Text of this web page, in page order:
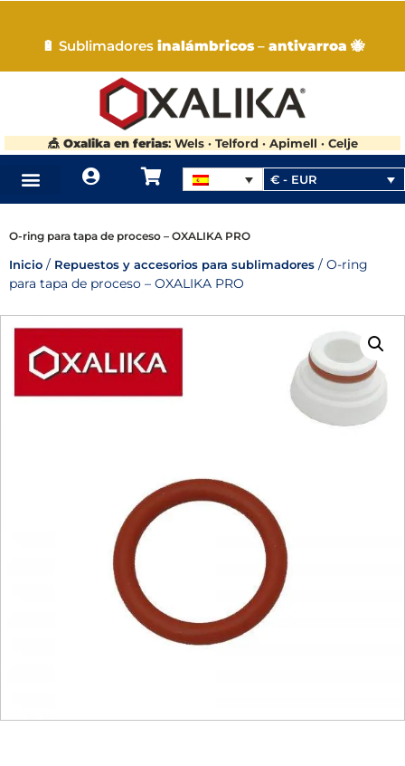
🔋 Sublimadores inalámbricos– antivarroa 🐝
🎪 Oxalika en ferias: Wels · Telford · Apimell · Celje
€ - EUR
O-ring para tapa de proceso – OXALIKA PRO
Inicio / Repuestos y accesorios para sublimadores / O-ring
para tapa de proceso – OXALIKA PRO